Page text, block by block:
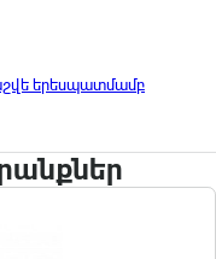
երեսպատմամբ